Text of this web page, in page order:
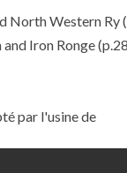
North Western Ry
Iron Ronge
par l'usine de